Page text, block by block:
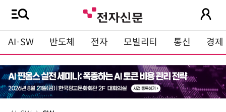
AI·SW 반도체 전자 모빌리티 통신 경제